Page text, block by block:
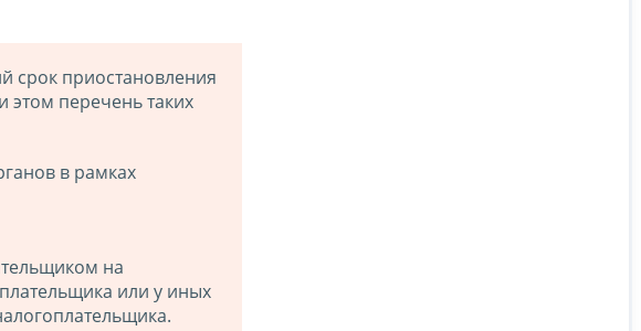
срок приостановления
этом перечень таких
в рамках
на
или у иных